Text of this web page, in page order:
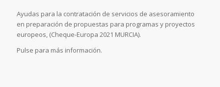
Ayudas para la contratación de servicios de asesoramiento
en preparación de propuestas para programas y proyectos
europeos, (Cheque-Europa 2021 MURCIA).
Pulse para más información.